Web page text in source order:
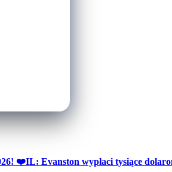
❤️IL: Evanston wypłaci tysiące